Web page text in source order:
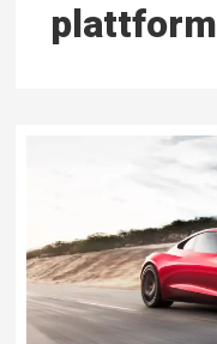
plattform